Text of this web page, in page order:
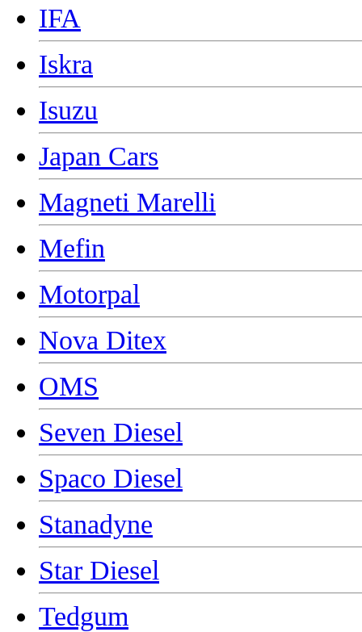
IFA
Iskra
Isuzu
Japan Cars
Magneti Marelli
Mefin
Motorpal
Nova Ditex
OMS
Seven Diesel
Spaco Diesel
Stanadyne
Star Diesel
Tedgum